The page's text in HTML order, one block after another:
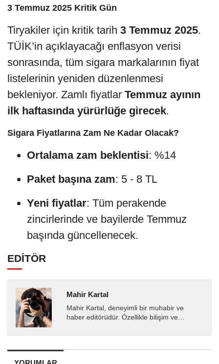
3 Temmuz 2025 Kritik Gün
Tiryakiler için kritik tarih 3 Temmuz 2025.
TÜİK’in açıklayacağı enflasyon verisi
sonrasında, tüm sigara markalarının fiyat
listelerinin yeniden düzenlenmesi
bekleniyor. Zamlı fiyatlar Temmuz ayının
ilk haftasında yürürlüğe girecek.
Sigara Fiyatlarına Zam Ne Kadar Olacak?
Ortalama zam beklentisi: %14
Paket başına zam: 5 - 8 TL
Yeni fiyatlar: Tüm perakende
zincirlerinde ve bayilerde Temmuz
başında güncellenecek.
EDİTÖR
Mahir Kartal
Mahir Kartal, deneyimli bir muhabir ve
haber editörüdür. Özellikle bilişim ve
gelişmeleri okuyuculara...